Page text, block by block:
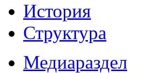
История
Структура
Медиараздел